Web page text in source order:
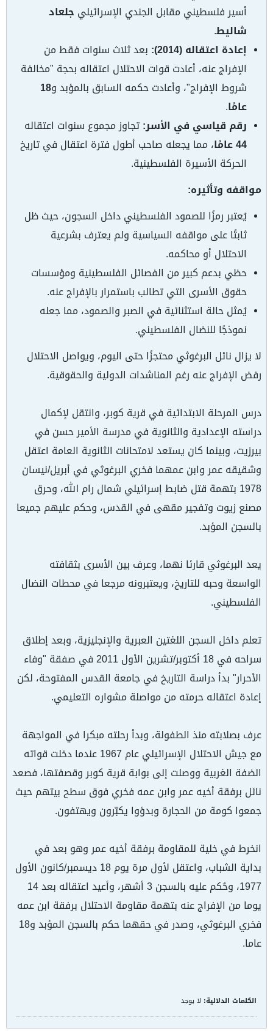
أسير فلسطيني مقابل الجندي الإسرائيلي جلعاد
شاليط.
إعادة اعتقاله (2014):
بعد ثلاث سنوات فقط من
الإفراج عنه، أعادت قوات الاحتلال اعتقاله بحجة "مخالفة
شروط الإفراج"، وأعادت حكمه السابق بالمؤبد و18
عامًا.
رقم قياسي في الأسر:تجاوز مجموع سنوات اعتقاله
44 عامًا
، مما يجعله صاحب أطول فترة اعتقال في تاريخ
الحركة الأسيرة الفلسطينية.
مواقفه وتأثيره:
يُعتبر رمزًا للصمود الفلسطيني داخل السجون، حيث ظل
ثابتًا على مواقفه السياسية ولم يعترف بشرعية
الاحتلال أو محاكمه.
حظي بدعم كبير من الفصائل الفلسطينية ومؤسسات
حقوق الأسرى التي تطالب باستمرار بالإفراج عنه.
يُمثل حالة استثنائية في الصبر والصمود، مما جعله
نموذجًا للنضال الفلسطيني.
لا يزال نائل البرغوثي محتجزًا حتى اليوم، ويواصل الاحتلال
رفض الإفراج عنه رغم المناشدات الدولية والحقوقية.
درس المرحلة الابتدائية في قرية كوبر، وانتقل لإكمال
دراسته الإعدادية والثانوية في مدرسة الأمير حسن في
بيرزيت، وبينما كان يستعد لامتحانات الثانوية العامة اعتقل
وشقيقه عمر وابن عمهما فخري البرغوثي في أبريل/نيسان
1978 بتهمة قتل ضابط إسرائيلي شمال رام الله، وحرق
مصنع زيوت وتفجير مقهى في القدس، وحكم عليهم جميعا
بالسجن المؤبد.
يعد البرغوثي قارئا نهما، وعرف بين الأسرى بثقافته
الواسعة وحبه للتاريخ، ويعتبرونه مرجعا في محطات النضال
الفلسطيني.
تعلم داخل السجن اللغتين العبرية والإنجليزية، وبعد إطلاق
سراحه في 18 أكتوبر/تشرين الأول 2011 في صفقة "وفاء
الأحرار" بدأ دراسة التاريخ في جامعة القدس المفتوحة، لكن
إعادة اعتقاله حرمته من مواصلة مشواره التعليمي.
عرف بصلابته منذ الطفولة، وبدأ رحلته مبكرا في المواجهة
مع جيش الاحتلال الإسرائيلي عام 1967 عندما دخلت قواته
الضفة الغربية ووصلت إلى بوابة قرية كوبر وقصفتها، فصعد
نائل برفقة أخيه عمر وابن عمه فخري فوق سطح بيتهم حيث
جمعوا كومة من الحجارة وبدؤوا يكبّرون ويهتفون.
انخرط في خلية للمقاومة برفقة أخيه عمر وهو بعد في
بداية الشباب، واعتقل لأول مرة يوم 18 ديسمبر/كانون الأول
1977، وحُكم عليه بالسجن 3 أشهر، وأعيد اعتقاله بعد 14
يوما من الإفراج عنه بتهمة مقاومة الاحتلال برفقة ابن عمه
فخري البرغوثي، وصدر في حقهما حكم بالسجن المؤبد و18
عاما.
الكلمات الدلالية: لا يوجد